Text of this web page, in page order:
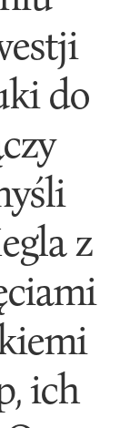
do
z
ich